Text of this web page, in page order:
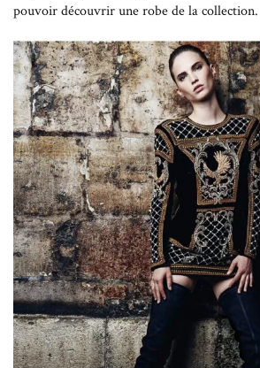
pouvoir découvrir une robe de la collection.